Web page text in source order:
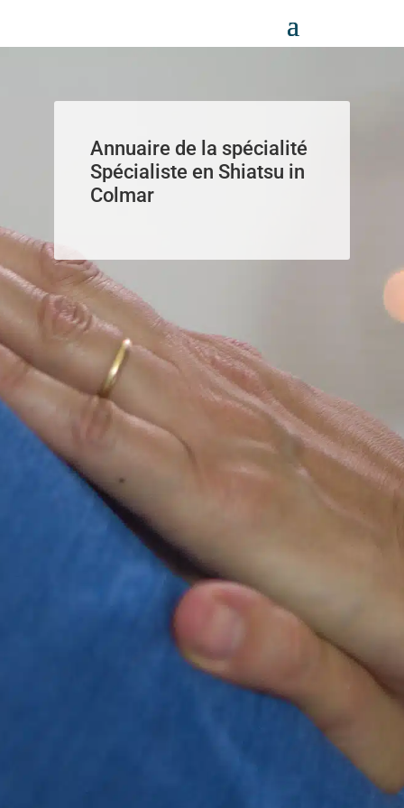
Annuaire de la spécialité
Spécialiste en Shiatsu in
Colmar